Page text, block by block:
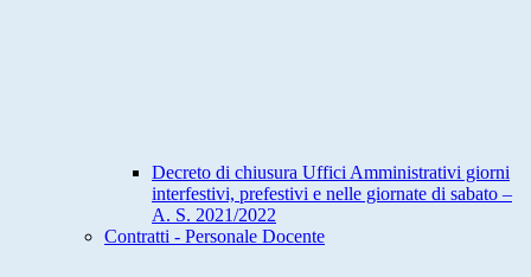
Decreto di chiusura Uffici Amministrativi giorni
interfestivi, prefestivi e nelle giornate di sabato –
A. S. 2021/2022
Contratti - Personale Docente